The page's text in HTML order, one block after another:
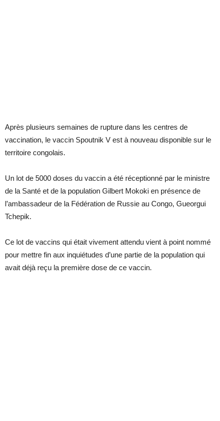
Après plusieurs semaines de rupture dans les centres de
vaccination, le vaccin Spoutnik V est à nouveau disponible sur le
territoire congolais.
Un lot de 5000 doses du vaccin a été réceptionné par le ministre
de la Santé et de la population Gilbert Mokoki en présence de
l’ambassadeur de la Fédération de Russie au Congo, Gueorgui
Tchepik.
Ce lot de vaccins qui était vivement attendu vient à point nommé
pour mettre fin aux inquiétudes d’une partie de la population qui
avait déjà reçu la première dose de ce vaccin.